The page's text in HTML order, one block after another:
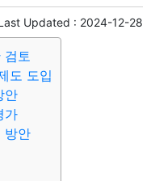
용 증권 인테리어
임
Updated : 2024-12-28
검토
도 도입
안
가
방안